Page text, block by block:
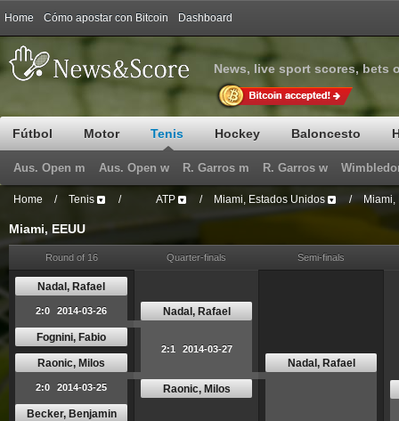
Home Сómo apostar con Bitcoin Dashboard
News, live sport scores, bets
Fútbol Motor Tenis Hockey Baloncesto
Aus. Open m Aus. Open w R. Garros m R. Garros w
Home / Tenis / ATP / Miami, Estados Unidos / Miami,
Miami, EEUU
Round of 16
Nadal, Rafael
2:0 2014-03-26
Fognini, Fabio
Raonic, Milos
2:0 2014-03-25
Becker, Benjamin
Quarter-finals
Nadal, Rafael
2:1 2014-03-27
Raonic, Milos
Semi-finals
Nadal, Rafael